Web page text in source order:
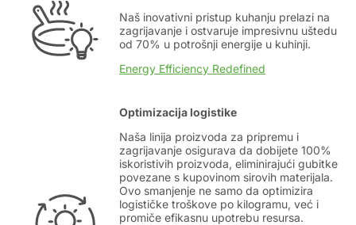
Naš inovativni pristup kuhanju prelazi na
zagrijavanje i ostvaruje impresivnu uštedu
od 70% u potrošnji energije u kuhinji.
Energy Efficiency Redefined
Optimizacija logistike
Naša linija proizvoda za pripremu i
zagrijavanje osigurava da dobijete 100%
iskoristivih proizvoda, eliminirajući gubitke
povezane s kupovinom sirovih materijala.
Ovo smanjenje ne samo da optimizira
logističke troškove po kilogramu, već i
promiče efikasnu upotrebu resursa.